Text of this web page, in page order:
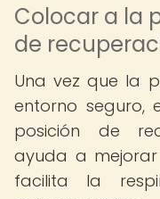
Colocar a la
de
Una vez que la
entorno seguro,
posición de
ayuda a
facilita la